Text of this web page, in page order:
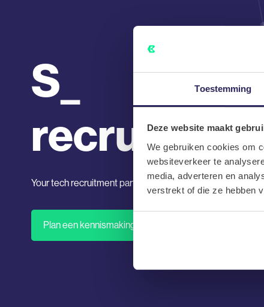
Toestemming
Deze website maakt
We gebruiken cookies om
websiteverkeer te
media, adverteren en
verstrekt of die ze hebben
S
Your tech recruitment partner for the future
Plan een kennismaking